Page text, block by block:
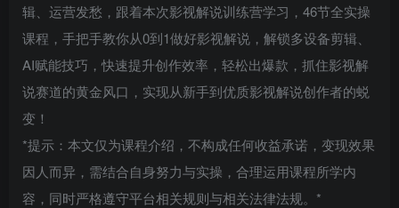
辑、运营发愁，跟着本次影视解说训练营学习，46节全实操
课程，手把手教你从0到1做好影视解说，解锁多设备剪辑、
AI赋能技巧，快速提升创作效率，轻松出爆款，抓住影视解
说赛道的黄金风口，实现从新手到优质影视解说创作者的蜕
变！
*提示：本文仅为课程介绍，不构成任何收益承诺，变现效果
因人而异，需结合自身努力与实操，合理运用课程所学内
容，同时严格遵守平台相关规则与相关法律法规。*